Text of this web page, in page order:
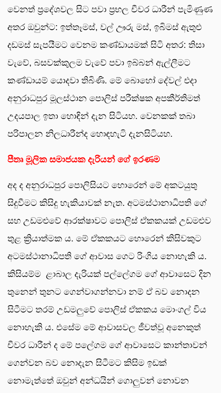
වෙනත් ප්‍රදේශවල සිට පවා ප්‍රභල චීවර ධාරීන් පැමිණුණ
අතර ඔවුන්ට: ඉත්තෑමස්, වල් ඌරු මස්, ඉබිමස් ඇතුළු
දඩමස් සැපයීමට වෙනම කණ්ඩායමක් සිටි අතර: තිසා
වැවේ, බසවක්කුලම වැවේ පවා ඉබ්බන් ඇල්ලීමට
කණ්ඩායම් යොදවා තිබිණි. මේ බොහෝ දේවල් එදා
අනුරාධපුර මූලස්ථාන පොලිස් පරීක්ෂක අපකීර්තිමත්
උදයපාල ඉතා හොඳින් දැන සිටියහ. වෙනකක් තබා
පරිපාලන නිලධාරීන්ද හොඳහැටි දැනසිටියහ.
පීතෘ මූලික සමාජයක දැරියන් ගේ ඉරණම
අද ද අනුරාධපුර පොලිසියට හොරෙන් මේ අකටයුතු
සිදුවීමට කිසිදු හැකියාවක් නැත. අටමස්ථානාධිපති ගේ
සහ උඩමළුවේ ආරක්ෂාවට පොලිස් ඒකකයක් උඩමළුව
තුළ ක්‍රියාත්මක ය. මේ ඒකකයට හොරෙන් කිසිවකුට
අටමස්ථානාධිපති ගේ ආවාස ගෙට රිංගිය නොහැකි ය.
කිසියම්ම ළාබාල දැරියක් පල්ලේගම ගේ ආවාසෙට දින
තුනෙන් තුනට ගෙන්වාගන්නවා නම් ඒ බව නොදන
සිටීමට තරම් උඩමලුවේ පොලිස් ඒකකය මොංගල් විය
නොහැකි ය. එසේම මේ ආවාසවල ජීවත්වූ අනෙකුත්
චීවර ධාරීන් ද මේ පලේගම ගේ ආවාසෙට කාන්තාවන්
ගෙන්වන බව නොදැන සිටීමට කිසිම ඉඩක්
නොමැත්තේ ඔවුන් අන්ධයින් ගොලුවන් නොවන